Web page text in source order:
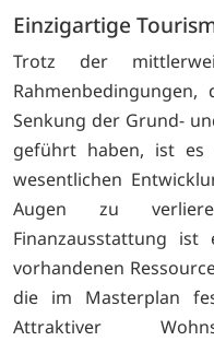
Einzigartige
Trotz der
Senkung der Grund-
geführt haben, ist es
wesentlichen
Augen zu
Finanzausstattung
vorhandenen
die im Masterplan
Attraktiver